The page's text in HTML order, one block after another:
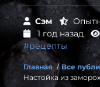
Сэм
1 год назад
#рецепты
Главная / Все
Настойка из